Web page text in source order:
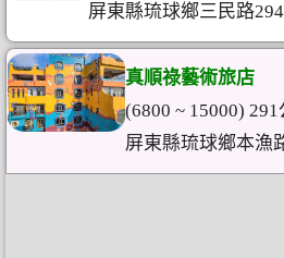
屏東縣琉球鄉三民路
真順祿藝術旅店
(6800 ~ 15000) 291
屏東縣琉球鄉本漁